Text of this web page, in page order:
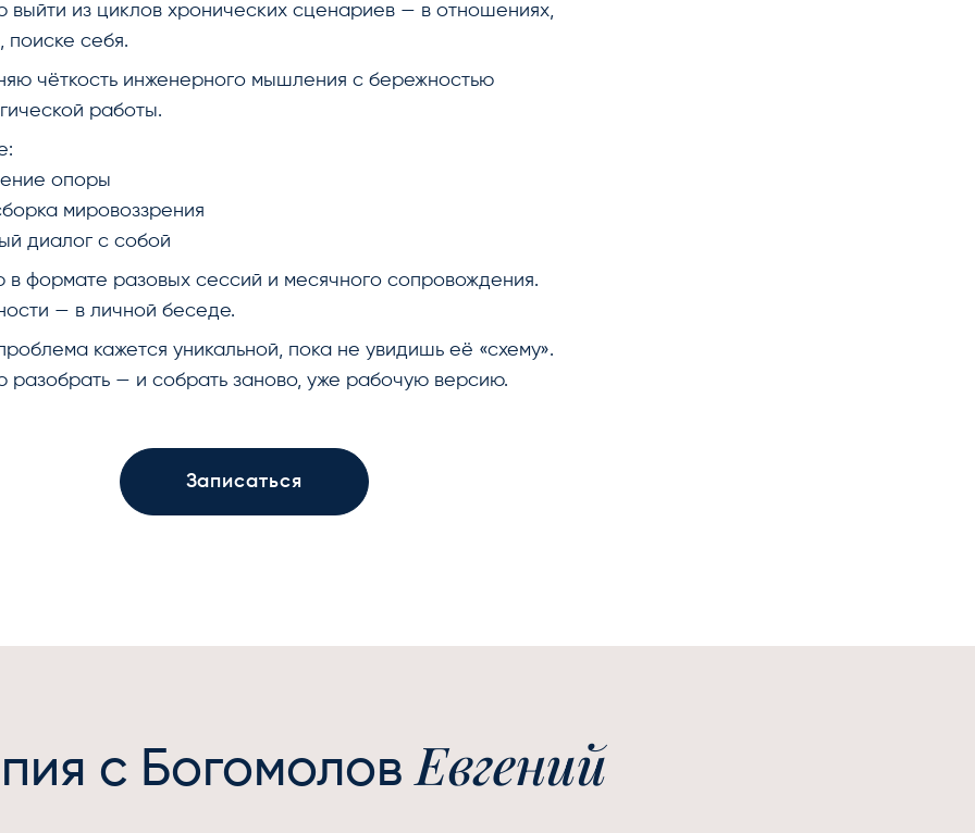
выйти из циклов хронических сценариев — в отношениях,
поиске себя.
чёткость инженерного мышления с бережностью
работы.
опоры
мировоззрения
диалог с собой
в формате разовых сессий и месячного сопровождения.
— в личной беседе.
кажется уникальной, пока не увидишь её «схему».
разобрать — и собрать заново, уже рабочую версию.
Записаться
с БогомоловЕвгений